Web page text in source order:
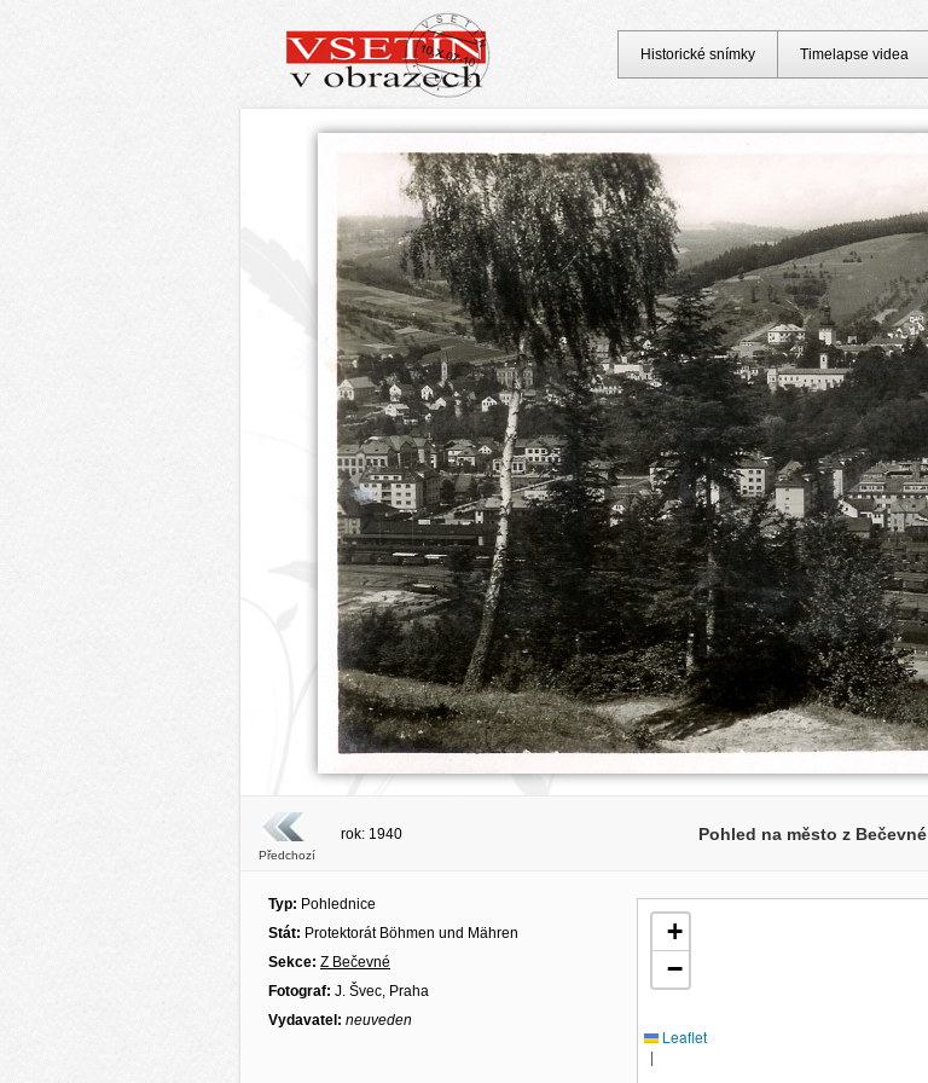
Předchozí
rok: 1940 Pohled na město z Bečevné
Typ: Pohlednice
Stát: Protektorát Böhmen und Mähren
Sekce: Z Bečevné
Fotograf: J. Švec, Praha
Vydavatel: neuveden
+
−
Leaflet
|
Historické snímky Timelapse videa